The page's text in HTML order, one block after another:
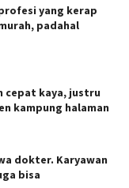
yang kerap
padahal
cepat kaya, justru
kampung halaman
dokter. Karyawan
bisa